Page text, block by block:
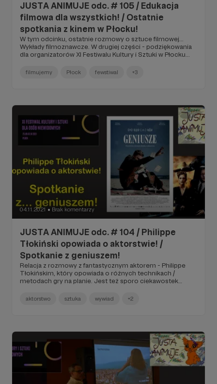
JUSTA ANIMUJE odc. # 105 / Edukacja
filmowa dla wszystkich! / Ostatnie
spotkania z kinem w Płocku!
W tym odcinku, ostatnie rozmowy o sztuce filmowej...
Wykłady filmoznawcze. W drugiej części - podziękowania
dla organizatorów XI Festiwalu Kultury i Sztuki w Płocku...
filmujemy Płock fewstiwal +3
04.11.2021 ● Brak komentarzy
JUSTA ANIMUJE odc. # 104 / Philippe
Tłokiński opowiada o aktorstwie! /
Spotkanie z geniuszem!
Relacja z rozmowy z fantastycznym aktorem - Philippe
Tłokińskim, który opowiada o różnych technikach /
metodach gry na planie. Jest też sporo ciekawostek
miłośników kina, jak i dla przyszłych adeptów sztuki
aktorstwo sztuka wywiad +2